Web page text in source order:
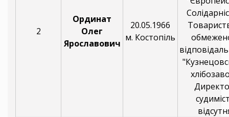
2
Ординат
Олег
Ярославович
20.05.1966
м. Костопіль